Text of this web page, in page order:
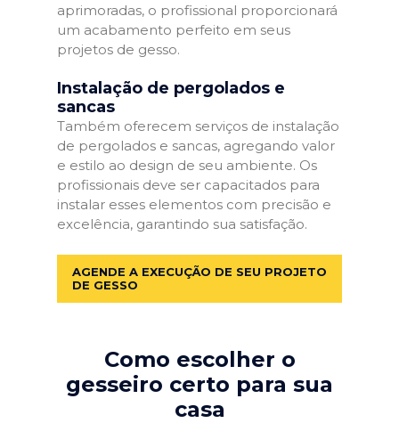
aprimoradas, o profissional proporcionará
um acabamento perfeito em seus
projetos de gesso.
Instalação de pergolados e
sancas
Também oferecem serviços de instalação
de pergolados e sancas, agregando valor
e estilo ao design de seu ambiente. Os
profissionais deve ser capacitados para
instalar esses elementos com precisão e
excelência, garantindo sua satisfação.
AGENDE A EXECUÇÃO DE SEU PROJETO
DE GESSO
Como escolher o
gesseiro certo para sua
casa